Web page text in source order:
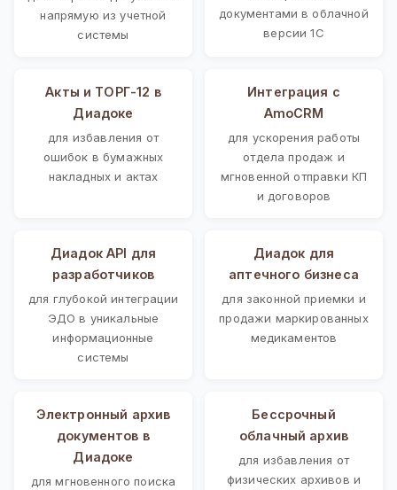
напрямую из учетной
системы
документами в облачной
версии 1С
Акты и ТОРГ-12 в
Диадоке
для избавления от
ошибок в бумажных
накладных и актах
Интеграция с
AmoCRM
для ускорения работы
отдела продаж и
мгновенной отправки КП
и договоров
Диадок API для
разработчиков
для глубокой интеграции
ЭДО в уникальные
информационные
системы
Диадок для
аптечного бизнеса
для законной приемки и
продажи маркированных
медикаментов
Электронный архив
документов в
Диадоке
для мгновенного поиска
Бессрочный
облачный архив
для избавления от
физических архивов и